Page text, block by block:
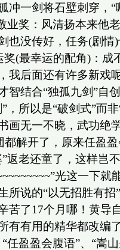
冲一剑将石壁刺穿，
：风清扬本来他老
也没传好，任务(剧情
幸运的配角)：成不
我后面还有许多新
智结合“独孤九剑”自
”，所以是“破剑式”
画无一不晓，武功
解开了，原来任盈
返老还童了，这样岂
光这一下
所说的“以无招胜有
苦了17个月哪！黄导
有有用的精华都改编
“任盈盈会腹语”、“